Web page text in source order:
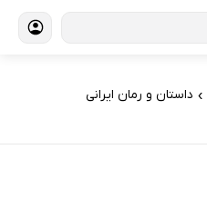
› داستان و رمان ایرانی